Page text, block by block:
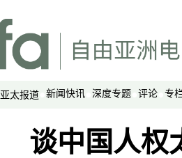
亚太报道 新闻快讯 深度专题 评论 专
谈中国人权